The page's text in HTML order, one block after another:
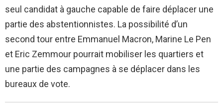
seul candidat à gauche capable de faire déplacer une
partie des abstentionnistes. La possibilité d’un
second tour entre Emmanuel Macron, Marine Le Pen
et Eric Zemmour pourrait mobiliser les quartiers et
une partie des campagnes à se déplacer dans les
bureaux de vote.